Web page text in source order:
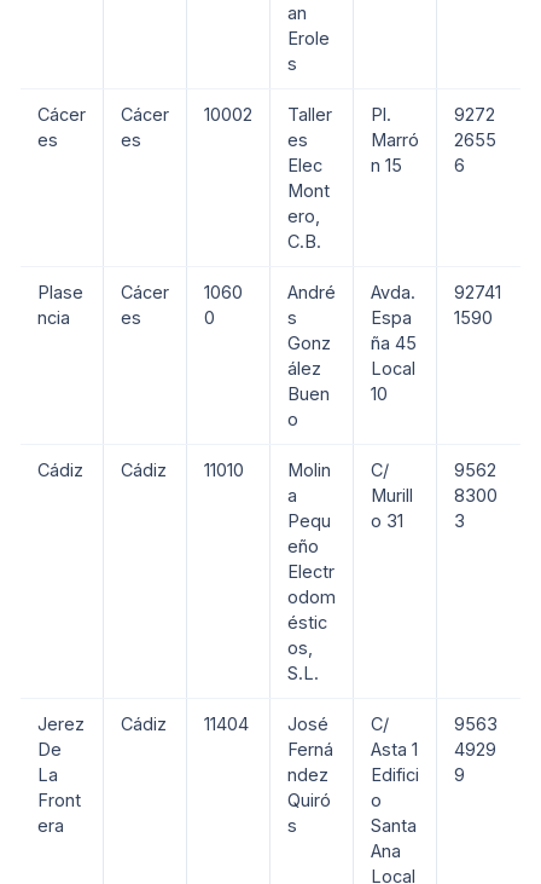
an
Erole
s
Cácer
es
Cácer
es
10002
Taller
es
Elec
Mont
ero,
C.B.
Pl.
Marró
n 15
9272
2655
6
Plase
ncia
Cácer
es
1060
0
André
s
Gonz
ález
Buen
o
Avda.
Espa
ña 45
Local
10
92741
1590
Cádiz Cádiz 11010
Molin
a
Pequ
eño
Electr
odom
éstic
os,
S.L.
C/
Murill
o 31
9562
8300
3
Jerez
De
La
Front
era
Cádiz 11404
José
Ferná
ndez
Quiró
s
C/
Asta 1
Edifici
o
Santa
Ana
Local
9563
4929
9